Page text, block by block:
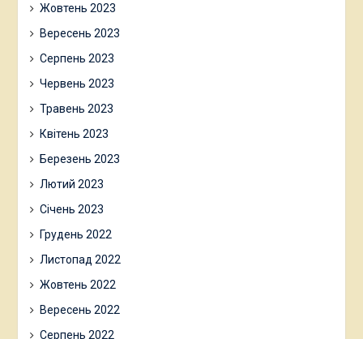
Жовтень 2023
Вересень 2023
Серпень 2023
Червень 2023
Травень 2023
Квітень 2023
Березень 2023
Лютий 2023
Січень 2023
Грудень 2022
Листопад 2022
Жовтень 2022
Вересень 2022
Серпень 2022